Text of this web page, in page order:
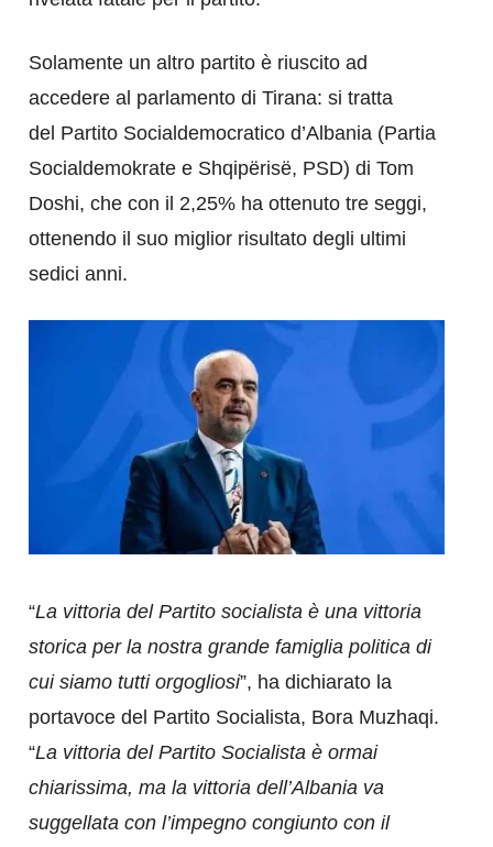
Solamente un altro partito è riuscito ad
accedere al parlamento di Tirana: si tratta
del Partito Socialdemocratico d’Albania (Partia
Socialdemokrate e Shqipërisë, PSD) di Tom
Doshi, che con il 2,25% ha ottenuto tre seggi,
ottenendo il suo miglior risultato degli ultimi
sedici anni.
“La vittoria del Partito socialista è una vittoria
storica per la nostra grande famiglia politica di
cui siamo tutti orgogliosi”, ha dichiarato la
portavoce del Partito Socialista, Bora Muzhaqi.
“La vittoria del Partito Socialista è ormai
chiarissima, ma la vittoria dell’Albania va
suggellata con l’impegno congiunto con il